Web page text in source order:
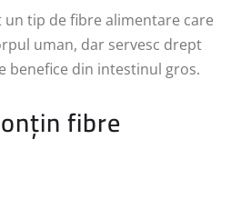
tip de fibre alimentare care
uman, dar servesc drept
benefice din intestinul gros.
fibre